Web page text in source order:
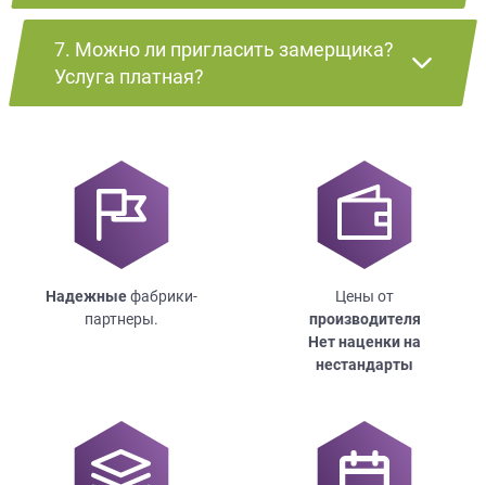
7. Можно ли пригласить замерщика?
Услуга платная?
Надежныефабрики-
партнеры.
Цены от
производителя
Нет наценки на
нестандарты